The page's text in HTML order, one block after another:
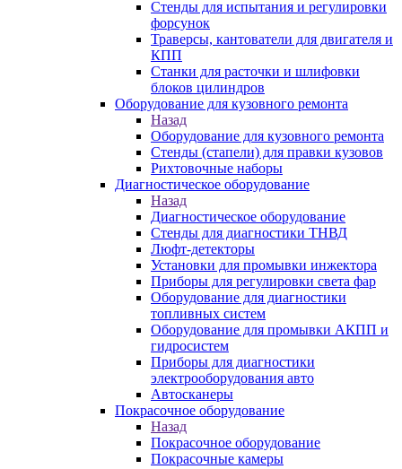
Стенды для испытания и регулировки
форсунок
Траверсы, кантователи для двигателя и
КПП
Станки для расточки и шлифовки
блоков цилиндров
Оборудование для кузовного ремонта
Назад
Оборудование для кузовного ремонта
Стенды (стапели) для правки кузовов
Рихтовочные наборы
Диагностическое оборудование
Назад
Диагностическое оборудование
Стенды для диагностики ТНВД
Люфт-детекторы
Установки для промывки инжектора
Приборы для регулировки света фар
Оборудование для диагностики
топливных систем
Оборудование для промывки АКПП и
гидросистем
Приборы для диагностики
электрооборудования авто
Автосканеры
Покрасочное оборудование
Назад
Покрасочное оборудование
Покрасочные камеры